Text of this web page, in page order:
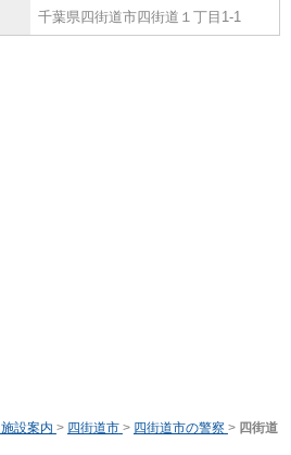
千葉県四街道市四街道１丁目1-1
設案内 > 四街道市 > 四街道市の警察 > 四街道